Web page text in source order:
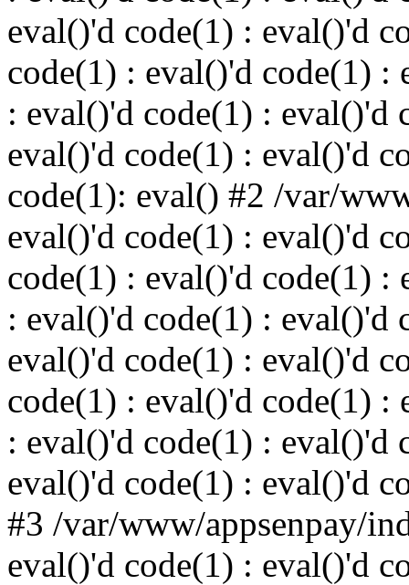
eval()'d code(1) : eval()'d
code(1) : eval()'d code(1) :
: eval()'d code(1) : eval()'d
eval()'d code(1) : eval()'d
code(1): eval() #2 /var/
eval()'d code(1) : eval()'d
code(1) : eval()'d code(1) :
: eval()'d code(1) : eval()'d
eval()'d code(1) : eval()'d
code(1) : eval()'d code(1) :
: eval()'d code(1) : eval()'d
eval()'d code(1) : eval()'d
#3 /var/www/appsenpay/
eval()'d code(1) : eval()'d